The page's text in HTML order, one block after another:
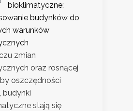
bioklimatyczne:
budynków do
warunków
zmian
oraz rosnącej
oszczędności
budynki
stają się